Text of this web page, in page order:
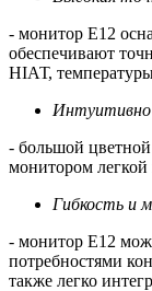
- монитор Е12
обеспечивают
НІАТ,
- большой
монитором легкой
Гибкость и
- монитор Е12
потребностями
также легко